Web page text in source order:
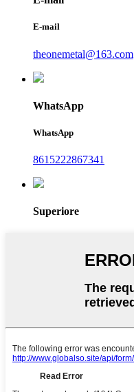
E-mail
theonemetal@163.com
WhatsApp
WhatsApp
8615222867341
Superiore